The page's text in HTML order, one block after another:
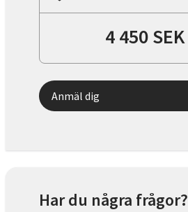
4 450 SEK
Anmäl dig
Har du några frågor?